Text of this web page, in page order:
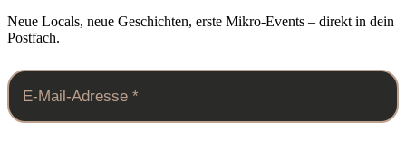
Neue Locals, neue Geschichten, erste Mikro-Events – direkt in dein
Postfach.